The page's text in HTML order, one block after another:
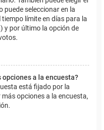
puede seleccionar en la
límite en días para la
y por último la opción de
opciones a la encuesta?
está fijado por la
opciones a la encuesta,